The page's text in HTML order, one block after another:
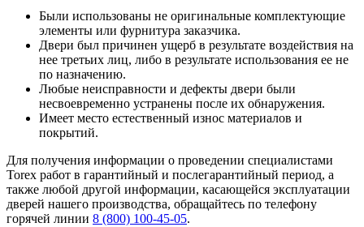
Были использованы не оригинальные комплектующие
элементы или фурнитура заказчика.
Двери был причинен ущерб в результате воздействия на
нее третьих лиц, либо в результате использования ее не
по назначению.
Любые неисправности и дефекты двери были
несвоевременно устранены после их обнаружения.
Имеет место естественный износ материалов и
покрытий.
Для получения информации о проведении специалистами
Torex работ в гарантийный и послегарантийный период, а
также любой другой информации, касающейся эксплуатации
дверей нашего производства, обращайтесь по телефону
горячей линии 8 (800) 100-45-05.